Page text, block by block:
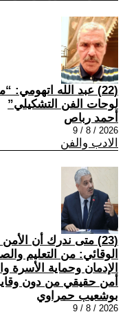
(22) عبد الله اتهومي:
لوحات الفن التشكيلي”
أحمد رباص
2026 / 8 / 9
الادب والفن
(23) متى ندرك أن
الوقائي: من التعليم
الإدمان وحماية الأسرة
أمن حقيقي من دون
بوشعيب حمراوي
2026 / 8 / 9